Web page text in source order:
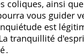
coliques, ainsi
vous guider
est
tranquillité